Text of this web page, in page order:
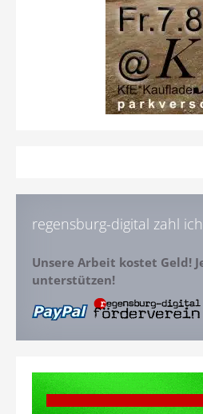
regensburg-digital zahl
Unsere Arbeit kostet Geld!
unterstützen!